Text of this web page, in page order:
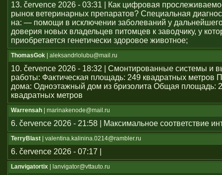
13. července 2026 - 03:31 | Как цифровая
рынок ветеринарных препаратов? Специальная
на: — помощи в исключении заболеваний у
доверия новых владельцев питомцев к заводчику, у
приобретается генетически здоровое животное;
ThomasGok | aleksandrlolubu@mail.ru
10. července 2026 - 18:32 | Смонтированные системы и
работы: Фактическая площадь: 249 квадратных метров
дома: Одноэтажный дом из бризолита Общая площадь:
квадратных метров
Warrensah | marinakenode@mail.ru
6. července 2026 - 21:58 | Максимальное соответствие
TerryBlast | valentina.kalinina.0214@rambler.ru
6. července 2026 - 07:17 |
Lanvigatortix | lanvigator@vttauto.ru